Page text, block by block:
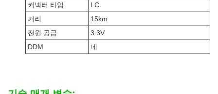
커넥터 타입
LC
거리
15km
전원 공급
3.3V
DDM
네